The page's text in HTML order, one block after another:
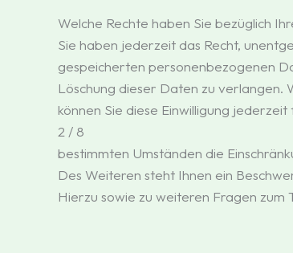
Welche Rechte haben Sie bezüglich
Sie haben jederzeit das Recht,
gespeicherten personenbezogenen
Löschung dieser Daten zu verlangen.
können Sie diese Einwilligung
2 / 8
bestimmten Umständen die
Des Weiteren steht Ihnen ein
Hierzu sowie zu weiteren Fragen zum